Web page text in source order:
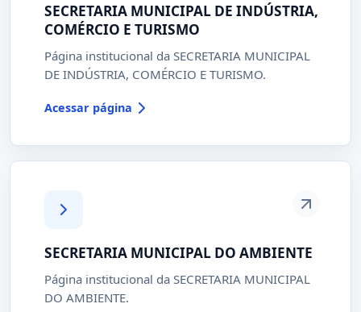
SECRETARIA MUNICIPAL DE INDÚSTRIA,
COMÉRCIO E TURISMO
Página institucional da SECRETARIA MUNICIPAL
DE INDÚSTRIA, COMÉRCIO E TURISMO.
Acessar página
SECRETARIA MUNICIPAL DO AMBIENTE
Página institucional da SECRETARIA MUNICIPAL
DO AMBIENTE.